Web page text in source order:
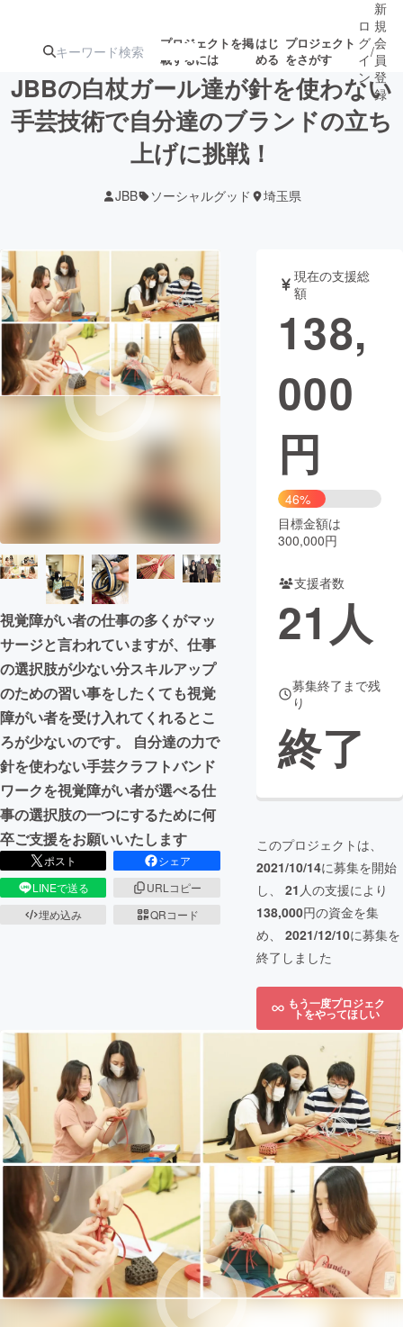
プロジェクトを掲
載するには
はじ
める
プロジェクト
をさがす
注目の新着プロ
ジェクト
募集終了が近いプ
テクノロジー・ガジェット
映像・映画 書籍・雑誌
ビジネス・起業 チャレンジ
まちづくり・地域活性化
CAMPFIRE for Social Good
CAMPFIRE Creation
コミュニティ
ロ
グ
イ
ン
/
新
規
会
員
登
録
JBBの白杖ガール達が針を使わない
手芸技術で自分達のブランドの立ち
上げに挑戦！
JBB ソーシャルグッド 埼玉県
視覚障がい者の仕事の多くがマッ
サージと言われていますが、仕事
の選択肢が少ない分スキルアップ
のための習い事をしたくても視覚
障がい者を受け入れてくれるとこ
ろが少ないのです。 自分達の力で
針を使わない手芸クラフトバンド
ワークを視覚障がい者が選べる仕
事の選択肢の一つにするために何
卒ご支援をお願いいたします
ポスト
シェア
LINEで送る
URLコピー
埋め込み
QRコード
現在の支援総
額
138,
000
円
46%
目標金額は
300,000円
支援者数
21 人
募集終了まで残
り
終了
このプロジェクトは、
2021/10/14に募集を開始
し、 21 人の支援により
138,000円の資金を集
め、 2021/12/10に募集を
終了しました
もう一度プロジェク
トをやってほしい